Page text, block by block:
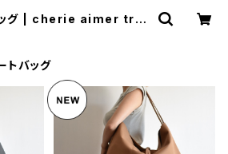
ッグ | cherie aimer trip
トバッグ